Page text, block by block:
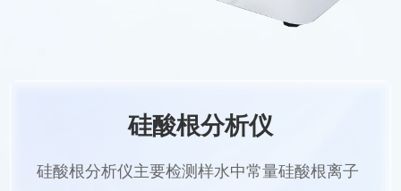
硅酸根分析仪
硅酸根分析仪主要检测样水中常量硅酸根离子